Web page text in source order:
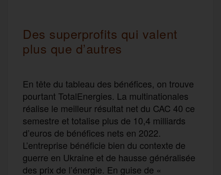
Des superprofits qui valent
plus que d’autres
En tête du tableau des bénéfices, on trouve
pourtant TotalEnergies. La multinationales
réalise le meilleur résultat net du CAC 40 ce
semestre et totalise plus de 10,4 milliards
d’euros de bénéfices nets en 2022.
L’entreprise bénéficie bien du contexte de
guerre en Ukraine et de hausse généralisée
des prix de l’énergie. En guise de «